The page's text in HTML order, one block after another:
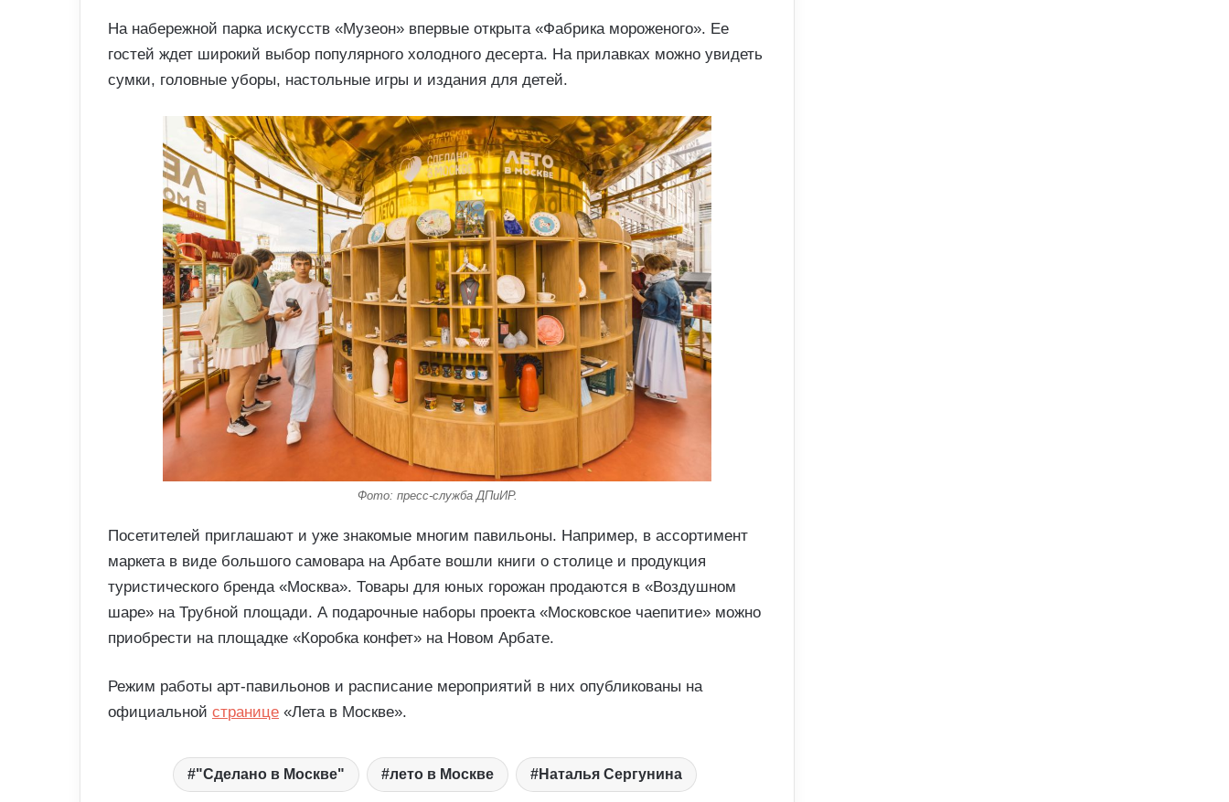
На набережной парка искусств «Музеон» впервые открыта «Фабрика мороженого». Ее
гостей ждет широкий выбор популярного холодного десерта. На прилавках можно увидеть
сумки, головные уборы, настольные игры и издания для детей.
Фото: пресс-служба ДПиИР.
Посетителей приглашают и уже знакомые многим павильоны. Например, в ассортимент
маркета в виде большого самовара на Арбате вошли книги о столице и продукция
туристического бренда «Москва». Товары для юных горожан продаются в «Воздушном
шаре» на Трубной площади. А подарочные наборы проекта «Московское чаепитие» можно
приобрести на площадке «Коробка конфет» на Новом Арбате.
Режим работы арт-павильонов и расписание мероприятий в них опубликованы на
официальной странице «Лета в Москве».
"Сделано в Москве" лето в Москве Наталья Сергунина